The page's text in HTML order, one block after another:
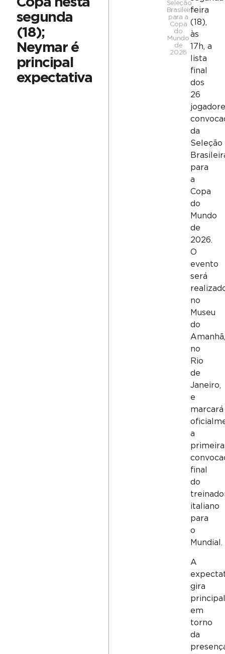
segunda
(18);
Neymar é
principal
expectativa
Seleção
Brasileira
para a
Copa
do
Mundo
de
2026
feira
(18),
às
17h, a
lista
final
dos
26
da
Seleção
para
a
Copa
do
Mundo
de
2026.
O
evento
será
no
Museu
do
Amanhã,
no
Rio
de
Janeiro,
e
marcará
a
primeira
final
do
italiano
para
o
Mundial.
A
gira
em
torno
da